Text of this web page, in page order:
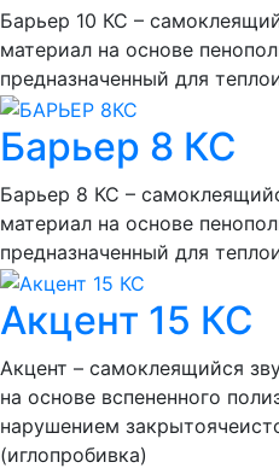
Барьер 10 КС –
материал на основе
предназначенный для
Барьер 8 КС
Барьер 8 КС –
материал на основе
предназначенный для
Акцент 15 КС
Акцент – самоклеящийся
на основе вспененного
нарушением
(иглопробивка)